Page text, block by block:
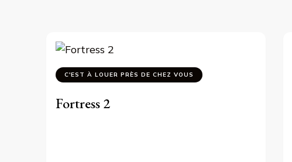
C'EST À LOUER PRÈS DE CHEZ VOUS
Fortress 2